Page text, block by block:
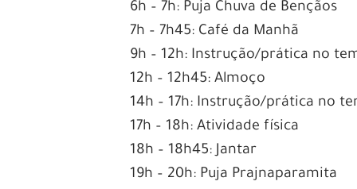
6h – 7h: Puja Chuva de Bençãos
7h – 7h45: Café da Manhã
9h – 12h: Instrução/prática no
12h – 12h45: Almoço
14h – 17h: Instrução/prática no
17h – 18h: Atividade física
18h – 18h45: Jantar
19h – 20h: Puja Prajnaparamita